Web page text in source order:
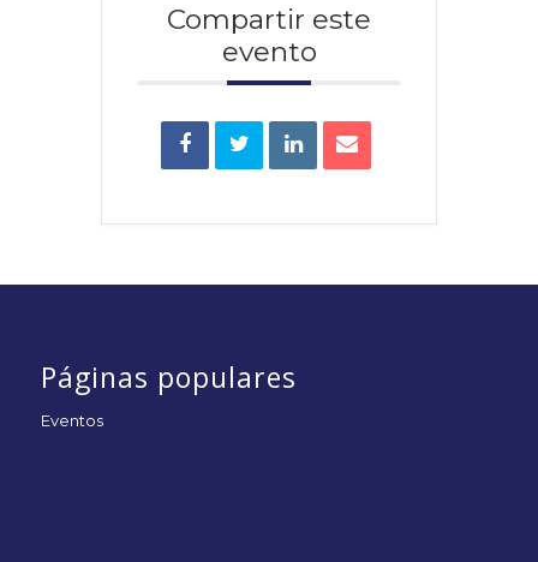
Compartir este
evento
Páginas populares
Eventos